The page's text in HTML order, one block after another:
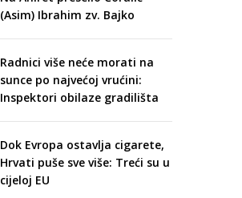
(Asim) Ibrahim zv. Bajko
Radnici više neće morati na
sunce po najvećoj vrućini:
Inspektori obilaze gradilišta
Dok Evropa ostavlja cigarete,
Hrvati puše sve više: Treći su u
cijeloj EU